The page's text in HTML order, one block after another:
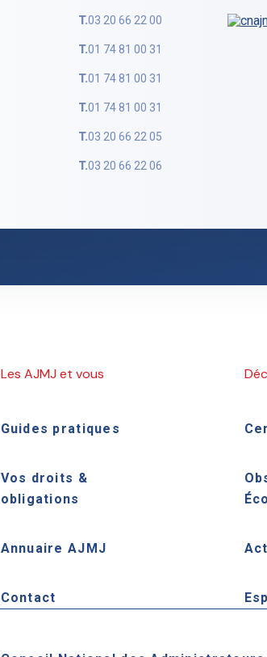
T.03 20 66 22 00
T.01 74 81 00 31
T.01 74 81 00 31
T.01 74 81 00 31
T.03 20 66 22 05
T.03 20 66 22 06
Les AJMJ et vous
Guides pratiques
Vos droits &
obligations
Annuaire AJMJ
Contact